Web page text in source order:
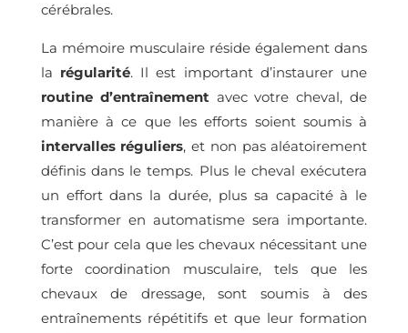
cérébrales.
La mémoire musculaire réside également dans
la régularité. Il est important d’instaurer une
routine d’entraînementavec votre cheval, de
manière à ce que les efforts soient soumis à
intervalles réguliers, et non pas aléatoirement
définis dans le temps. Plus le cheval exécutera
un effort dans la durée, plus sa capacité à le
transformer en automatisme sera importante.
C’est pour cela que les chevaux nécessitant une
forte coordination musculaire, tels que les
chevaux de dressage, sont soumis à des
entraînements répétitifs et que leur formation